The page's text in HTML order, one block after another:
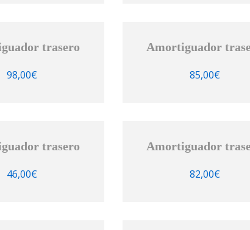
trasero
98,00€
Amortiguador
85,00€
trasero
46,00€
Amortiguador
82,00€